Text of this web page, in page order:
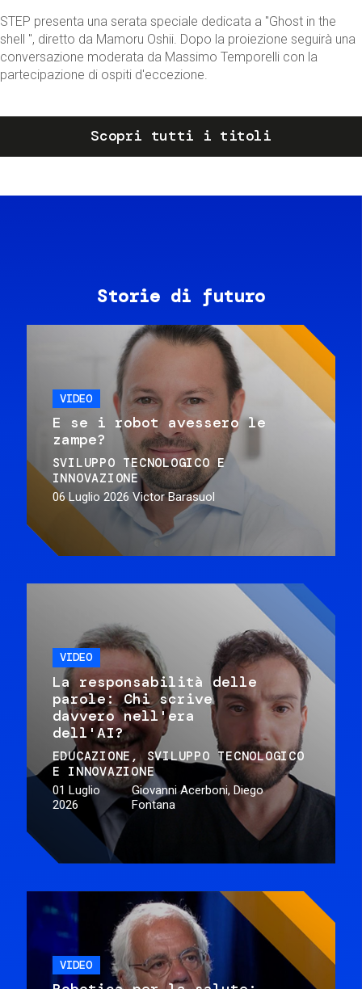
STEP presenta una serata speciale dedicata a "Ghost in the
shell ", diretto da Mamoru Oshii. Dopo la proiezione seguirà una
conversazione moderata da Massimo Temporelli con la
partecipazione di ospiti d'eccezione.
Scopri tutti i titoli
Storie di futuro
VIDEO
E se i robot avessero le
zampe?
SVILUPPO TECNOLOGICO E
INNOVAZIONE
06 Luglio 2026 Victor Barasuol
VIDEO
La responsabilità delle
parole: Chi scrive
davvero nell'era
dell'AI?
EDUCAZIONE
SVILUPPO TECNOLOGICO
E INNOVAZIONE
01 Luglio
2026
Giovanni Acerboni, Diego
Fontana
VIDEO